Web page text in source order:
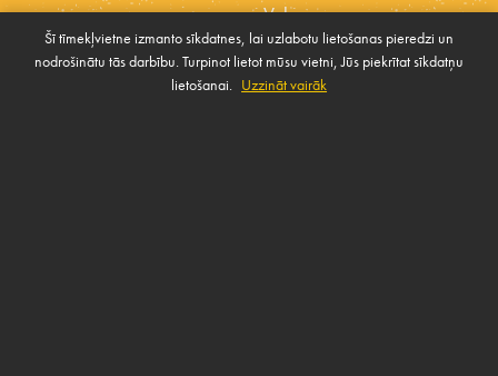
Sīkdatnes
Vakances
Ētikas kodekss
Sabiedrības atbalsta
Šī tīmekļvietne izmanto sīkdatnes, lai uzlabotu lietošanas pieredzi un
nodrošinātu tās darbību. Turpinot lietot mūsu vietni, Jūs piekrītat sīkdatņu
lietošanai. Uzzināt vairāk